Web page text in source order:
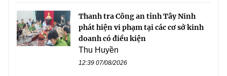
Thanh tra Công an tỉnh Tây Ninh
phát hiện vi phạm tại các cơ sở kinh
doanh có điều kiện
Thu Huyền
12:39 07/08/2026